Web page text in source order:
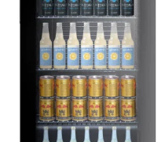
personala
Uscatoare de par
Obiecte sanitare
Accesorii
Alte obiecte sanitare
Resigilate